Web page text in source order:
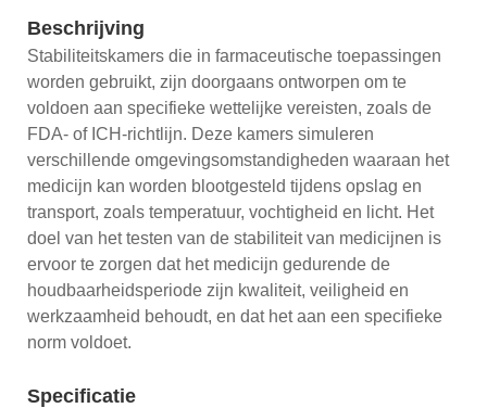
Beschrijving
Stabiliteitskamers die in farmaceutische toepassingen
worden gebruikt, zijn doorgaans ontworpen om te
voldoen aan specifieke wettelijke vereisten, zoals de
FDA- of ICH-richtlijn. Deze kamers simuleren
verschillende omgevingsomstandigheden waaraan het
medicijn kan worden blootgesteld tijdens opslag en
transport, zoals temperatuur, vochtigheid en licht. Het
doel van het testen van de stabiliteit van medicijnen is
ervoor te zorgen dat het medicijn gedurende de
houdbaarheidsperiode zijn kwaliteit, veiligheid en
werkzaamheid behoudt, en dat het aan een specifieke
norm voldoet.
Specificatie